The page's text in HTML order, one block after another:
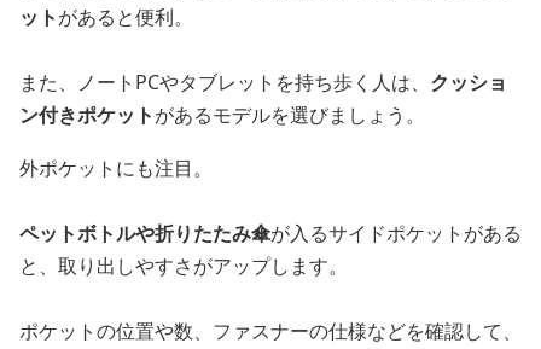
ットがあると便利。
また、ノートPCやタブレットを持ち歩く人は、 クッショ
ン付きポケットがあるモデルを選びましょう。
外ポケットにも注目。
ペットボトルや折りたたみ傘が入るサイドポケットがある
と、取り出しやすさがアップします。
ポケットの位置や数、ファスナーの仕様などを確認して、